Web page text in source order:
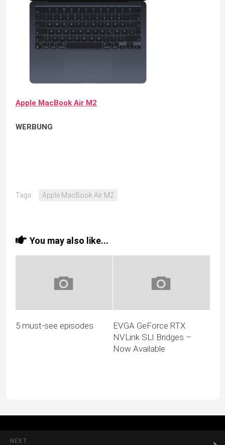
Apple MacBook Air M2
WERBUNG
Tags: Apple MacBook Air M2
You may also like...
5 must-see episodes
EVGA GeForce RTX
NVLink SLI Bridges –
Now Available
NEXT